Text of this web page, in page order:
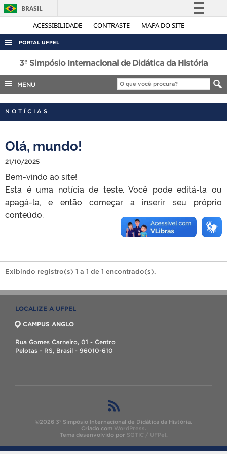
ACESSIBILIDADE CONTRASTE MAPA DO SITE
BRASIL
Simplifique!
Legislação
PORTAL UFPEL
ACESSO À INFORMAÇÃO
AUDITORIA
COBALTO
CONCURSOS
INTERNACIONAL
OUVIDORIA
PORTARIAS
3º Simpósio Internacional de Didática da História
MENU
NOTÍCIAS
Olá, mundo!
21/10/2025
Bem-vindo ao site!
Esta é uma notícia de teste. Você pode editá-la ou
apagá-la, e então começar a inserir seu próprio
conteúdo.
Exibindo registro(s) 1 a 1 de 1 encontrado(s).
LOCALIZE A UFPEL
CAMPUS ANGLO
Rua Gomes Carneiro, 01 - Centro
Pelotas - RS, Brasil - 96010-610
©2026 3º Simpósio Internacional de Didática da História.
Criado com WordPress.
Tema desenvolvido por SGTIC / UFPel.